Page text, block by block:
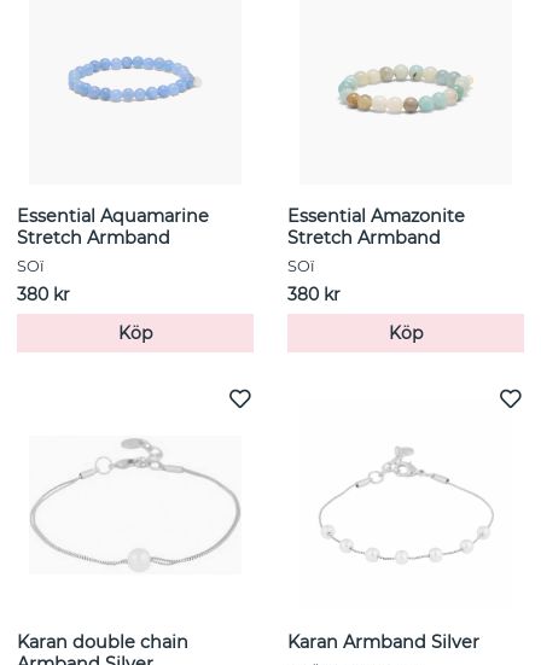
Essential Aquamarine
Stretch Armband
SOï
380 kr
Köp
Essential Amazonite
Stretch Armband
SOï
380 kr
Köp
Karan double chain
Karan Armband Silver